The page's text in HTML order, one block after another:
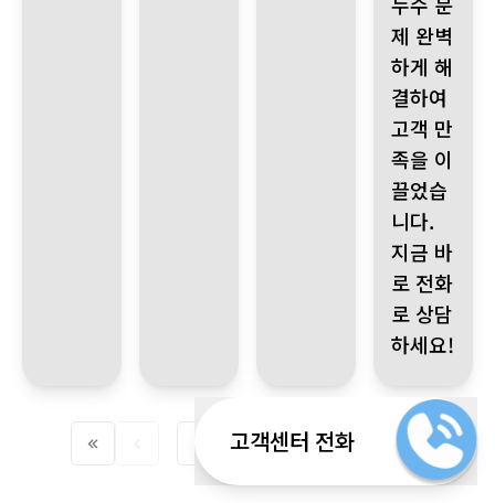
제 완벽
하게 해
결하여
고객 만
족을 이
끌었습
니다.
지금 바
로 전화
로 상담
하세요!
2 3
고객센터 전화